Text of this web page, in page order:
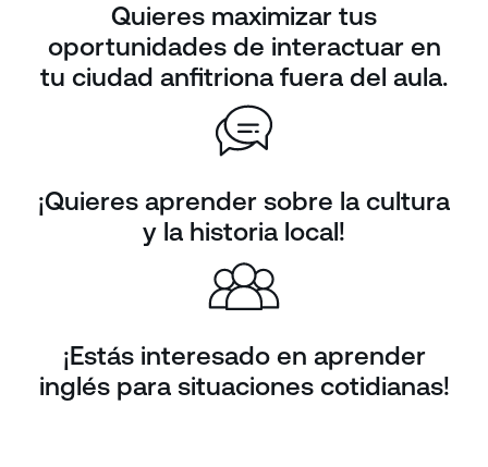
Quieres maximizar tus
oportunidades de interactuar en
tu ciudad anfitriona fuera del aula.
¡Quieres aprender sobre la cultura
y la historia local!
¡Estás interesado en aprender
inglés para situaciones cotidianas!